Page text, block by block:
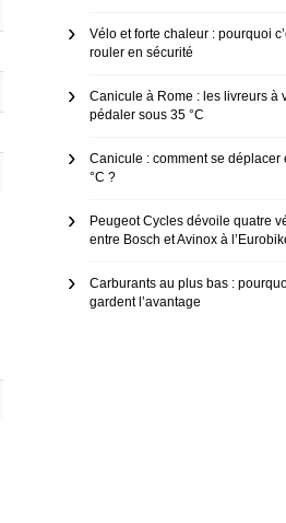
Vélo et forte chaleur : pourquoi
rouler en sécurité
Canicule à Rome : les livreurs à
pédaler sous 35 °C
Canicule : comment se
°C ?
Peugeot Cycles dévoile quatre
entre Bosch et Avinox à
Carburants au plus bas :
gardent l’avantage